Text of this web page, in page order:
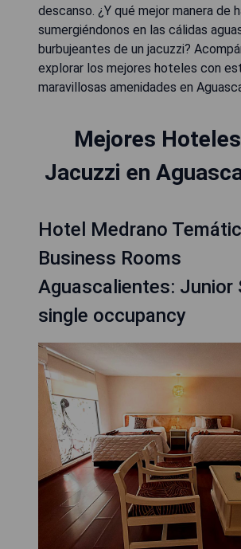
descanso. ¿Y qué mejor manera de
sumergiéndonos en las cálidas
burbujeantes de un jacuzzi?
explorar los mejores hoteles con
maravillosas amenidades en
Mejores
Jacuzzi en
Hotel Medrano
Business Rooms
Aguascalientes: Junior
single occupancy